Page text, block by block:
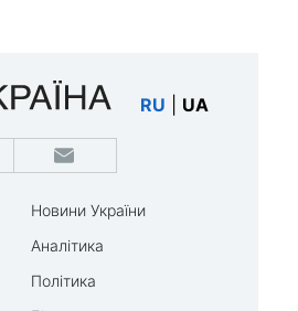
RU UA
Новини України
Аналітика
Політика